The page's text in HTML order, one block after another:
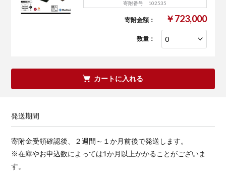
寄附番号 102535
寄附金額： ￥723,000
数量：
カートに入れる
発送期間
寄附金受領確認後、２週間～１か月前後で発送します。
※在庫やお申込数によっては1か月以上かかることがございま
す。